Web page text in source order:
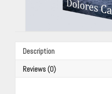
Description
Reviews (0)